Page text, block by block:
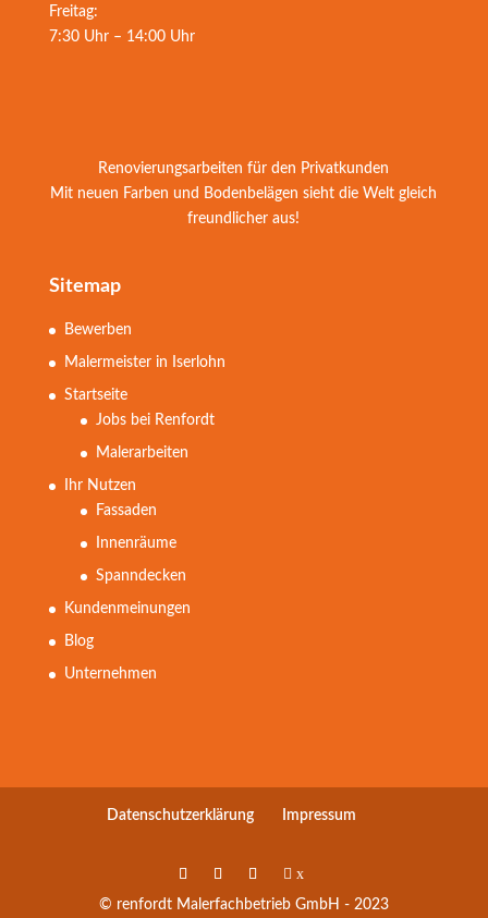
Freitag:
7:30 Uhr – 14:00 Uhr
Renovierungsarbeiten für den Privatkunden
Mit neuen Farben und Bodenbelägen sieht die Welt gleich
freundlicher aus!
Sitemap
Bewerben
Malermeister in Iserlohn
Startseite
Jobs bei Renfordt
Malerarbeiten
Ihr Nutzen
Fassaden
Innenräume
Spanndecken
Kundenmeinungen
Blog
Unternehmen
Datenschutzerklärung Impressum
x
© renfordt Malerfachbetrieb GmbH - 2023